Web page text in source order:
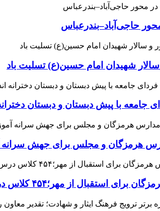
حاجی‌آباد–بندرعباس
شهیدان امام حسین(ع) تسلیت باد
جامعه با پیش دبستان و دبستان
و مجلس برای جهش سرانه آموزشی شرق
کلاس درس جدید به فضای آموزشی استان افزوده می‌شود